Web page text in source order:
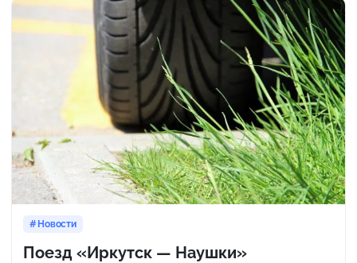
Новости
Поезд «Иркутск — Наушки»